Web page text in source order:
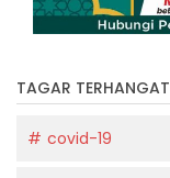
TAGAR TERHANGAT
covid-19